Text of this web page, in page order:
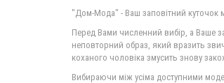
"Дом-Мода" - Ваш заповітний куточок
Перед Вами численний вибір, а Ваше
неповторний образ, який вразить
коханого чоловіка змусить знову
Вибираючи між усіма доступними